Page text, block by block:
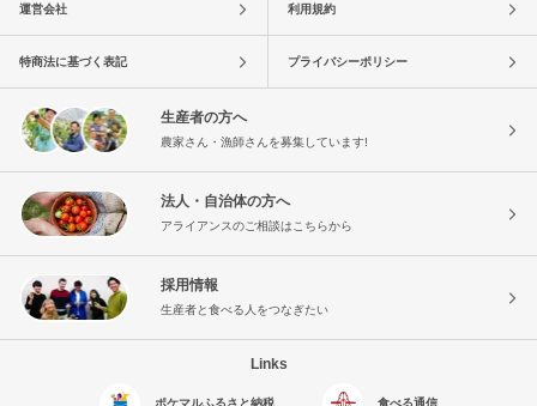
運営会社 利用規約
特商法に基づく表記 プライバシーポリシー
生産者の方へ
農家さん・漁師さんを募集しています!
法人・自治体の方へ
アライアンスのご相談はこちらから
採用情報
生産者と食べる人をつなぎたい
Links
ポケマルふるさと納税 食べる通信